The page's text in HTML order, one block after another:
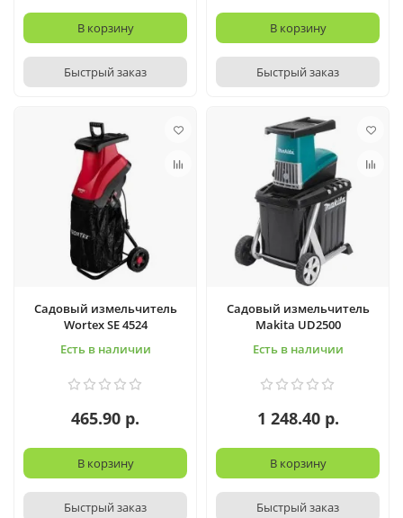
В корзину
Быстрый заказ
В корзину
Быстрый заказ
Садовый измельчитель
Wortex SE 4524
Есть в наличии
465.90 р.
В корзину
Быстрый заказ
Садовый измельчитель
Makita UD2500
Есть в наличии
1 248.40 р.
В корзину
Быстрый заказ